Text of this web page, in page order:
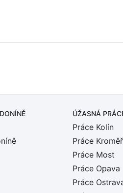
ÚŽASNÁ
Práce Kolín
Práce
Práce Most
Práce Opava
Práce